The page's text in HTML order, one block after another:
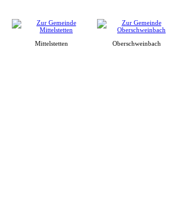
Mittelstetten Oberschweinbach